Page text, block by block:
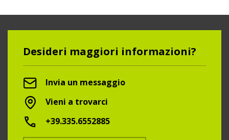
Desideri maggiori informazioni?
Invia un messaggio
Vieni a trovarci
+39.335.6552885